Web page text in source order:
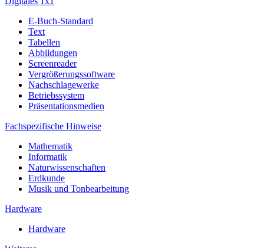
E-Buch-Standard
Text
Tabellen
Abbildungen
Screenreader
Vergrößerungssoftware
Nachschlagewerke
Betriebssystem
Präsentationsmedien
Fachspezifische Hinweise
Mathematik
Informatik
Naturwissenschaften
Erdkunde
Musik und Tonbearbeitung
Hardware
Hardware